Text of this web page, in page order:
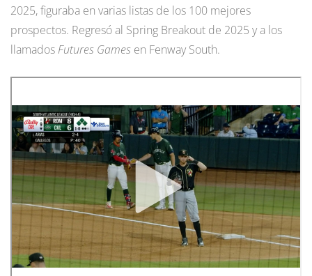
2025, figuraba en varias listas de los 100 mejores
prospectos. Regresó al Spring Breakout de 2025 y a los
llamados Futures Games en Fenway South.